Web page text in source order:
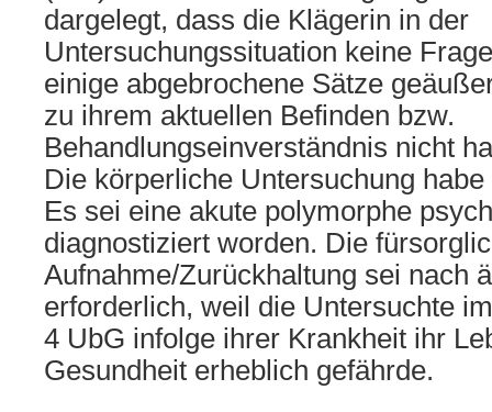
dargelegt, dass die Klägerin in der
Untersuchungssituation keine
einige abgebrochene Sätze
zu ihrem aktuellen Befinden bzw.
Behandlungseinverständnis nicht
Die körperliche Untersuchung
Es sei eine akute polymorphe
diagnostiziert worden. Die
Aufnahme/Zurückhaltung sei nach
erforderlich, weil die Untersuchte
4 UbG infolge ihrer Krankheit ihr
Gesundheit erheblich gefährde.